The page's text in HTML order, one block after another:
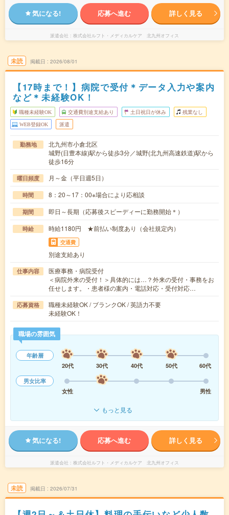
気になる! 応募へ進む 詳しく見る
派遣会社 株式会社ルフト・メディカルケア 北九州オフィス
未読 掲載日 2026/08/01
【17時まで！】病院で受付＊データ入力や案内
など＊未経験OK！
職種未経験OK 交通費別途支給あり 土日祝日が休み 残業なし
WEB登録OK 派遣
勤務地
北九州市小倉北区
城野(日豊本線)駅から徒歩3分／城野(北九州高速鉄道)駅から
徒歩16分
曜日頻度 月～金（平日週5日）
時間 8：20～17：00※場合により応相談
期間 即日～長期（応募後スピーディーに勤務開始＊）
時給 時給1180円 ★前払い制度あり（会社規定内）
交通費
別途支給あり
仕事内容
医療事務・病院受付
＜病院外来の受付！＞具体的には…？外来の受付・事務をお
任せします。・患者様の案内・電話対応・受付対応…
応募資格
職種未経験OK / ブランクOK / 英語力不要
未経験OK！
職場の雰囲気
年齢層
20代
30代 40代 50代
60代
男女比率
女性
男性
もっと見る
気になる! 応募へ進む 詳しく見る
派遣会社 株式会社ルフト・メディカルケア 北九州オフィス
未読 掲載日 2026/07/31